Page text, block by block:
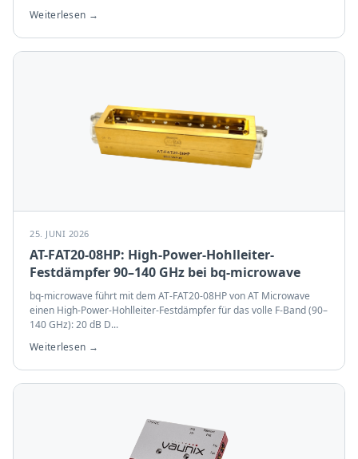
Weiterlesen →
25. JUNI 2026
AT-FAT20-08HP: High-Power-Hohlleiter-
Festdämpfer 90–140 GHz bei bq-microwave
bq-microwave führt mit dem AT-FAT20-08HP von AT Microwave
einen High-Power-Hohlleiter-Festdämpfer für das volle F-Band (90–
140 GHz): 20 dB D...
Weiterlesen →